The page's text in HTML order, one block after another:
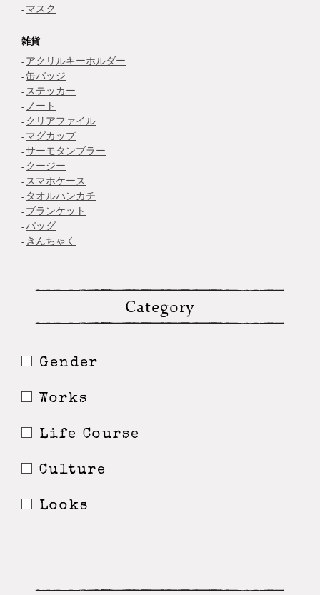
マスク
雑貨
アクリルキーホルダー
缶バッジ
ステッカー
ノート
クリアファイル
マグカップ
サーモタンブラー
クージー
スマホケース
タオルハンカチ
ブランケット
バッグ
きんちゃく
Category
Gender
Works
Life Course
Culture
Looks